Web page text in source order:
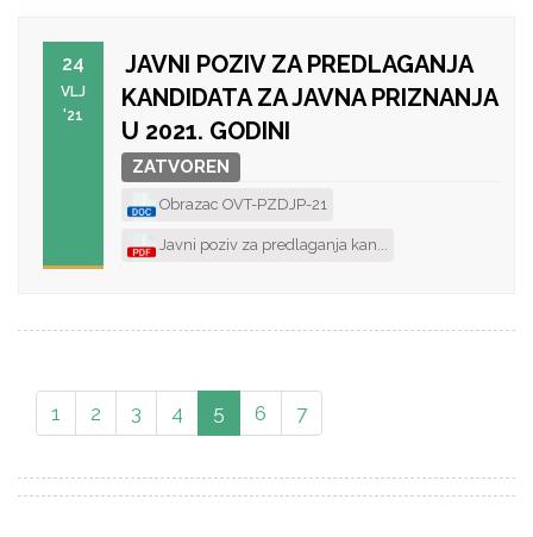
24
VLJ
'21
JAVNI POZIV ZA PREDLAGANJA
KANDIDATA ZA JAVNA PRIZNANJA
U 2021. GODINI
ZATVOREN
Obrazac OVT-PZDJP-21
Javni poziv za predlaganja kan...
1 2 3 4 5 6 7